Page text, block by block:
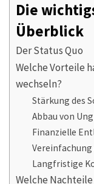
Die
Überblick
Der Status Quo
Welche Vorteile
wechseln?
Stärkung des
Abbau von
Finanzielle
Vereinfachung
Langfristige
Welche Nachteile